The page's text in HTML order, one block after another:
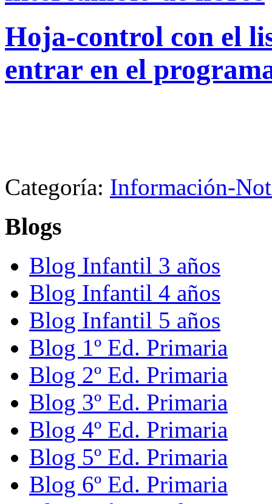
Hoja-control con el
entrar en el
Categoría: Información-
Blogs
Blog Infantil 3 años
Blog Infantil 4 años
Blog Infantil 5 años
Blog 1º Ed. Primaria
Blog 2º Ed. Primaria
Blog 3º Ed. Primaria
Blog 4º Ed. Primaria
Blog 5º Ed. Primaria
Blog 6º Ed. Primaria